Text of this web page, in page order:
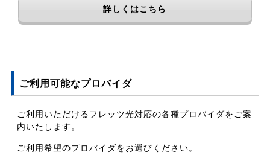
詳しくはこちら
ご利用可能なプロバイダ
ご利用いただけるフレッツ光対応の各種プロバイダをご案
内いたします。
ご利用希望のプロバイダをお選びください。